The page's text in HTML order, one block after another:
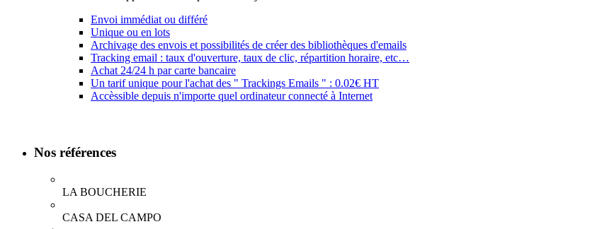
Envoi immédiat ou différé
Unique ou en lots
Archivage des envois et possibilités de créer des bibliothèques d'emails
Tracking email : taux d'ouverture, taux de clic, répartition horaire, etc…
Achat 24/24 h par carte bancaire
Un tarif unique pour l'achat des " Trackings Emails " : 0.02€ HT
Accèssible depuis n'importe quel ordinateur connecté à Internet
Nos références
LA BOUCHERIE
CASA DEL CAMPO